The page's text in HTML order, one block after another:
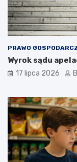
PRAWO
Wyrok sądu
17 lipca 2026